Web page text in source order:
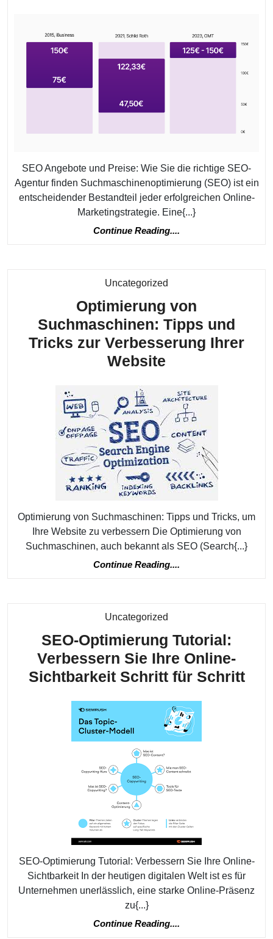
zu
die
für
SEO Angebote und Preise: Wie Sie die richtige SEO-
Agentur finden Suchmaschinenoptimierung (SEO) ist ein
entscheidender Bestandteil jeder erfolgreichen Online-
Marketingstrategie. Eine{...}
Continue Reading....
Uncategorized
Optimierung von
Suchmaschinen: Tipps und
Tricks zur Verbesserung Ihrer
Website
Tipps
und
Tricks
zur
Verbesserung
Website
Optimierung von Suchmaschinen: Tipps und Tricks, um
Ihre Website zu verbessern Die Optimierung von
Suchmaschinen, auch bekannt als SEO (Search{...}
Continue Reading....
Uncategorized
SEO-Optimierung Tutorial:
Verbessern Sie Ihre Online-
Sichtbarkeit Schritt für Schritt
SEO-Optimierung Tutorial: Verbessern Sie Ihre Online-
Sichtbarkeit In der heutigen digitalen Welt ist es für
Unternehmen unerlässlich, eine starke Online-Präsenz
zu{...}
Continue Reading....